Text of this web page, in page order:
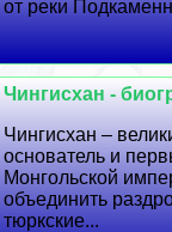
от реки
Чингисхан -
Чингисхан –
основатель и
Монгольской
объединить
тюркские...